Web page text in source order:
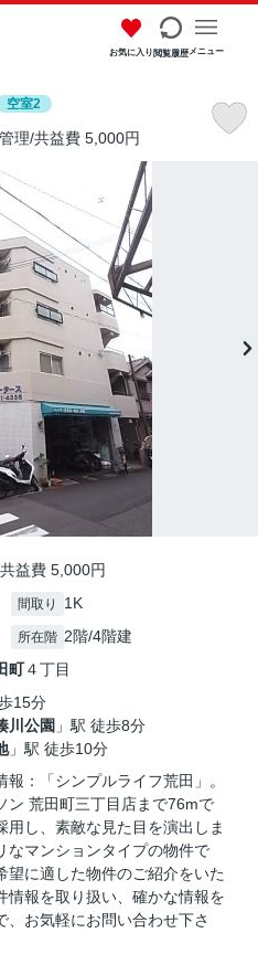
お気に入り閲覧履歴メニュー
空室2
管理/共益費 5,000円
益費 5,000円
間取り 1K
所在階 2階/4階建
町４丁目
15分
川公園 」駅 徒歩8分
」駅 徒歩10分
：「シンプルライフ荒田」。
ン 荒田町三丁目店まで76mで
用し、素敵な見た目を演出しま
なマンションタイプの物件で
望に適した物件のご紹介をいた
情報を取り扱い、確かな情報を
、お気軽にお問い合わせ下さ